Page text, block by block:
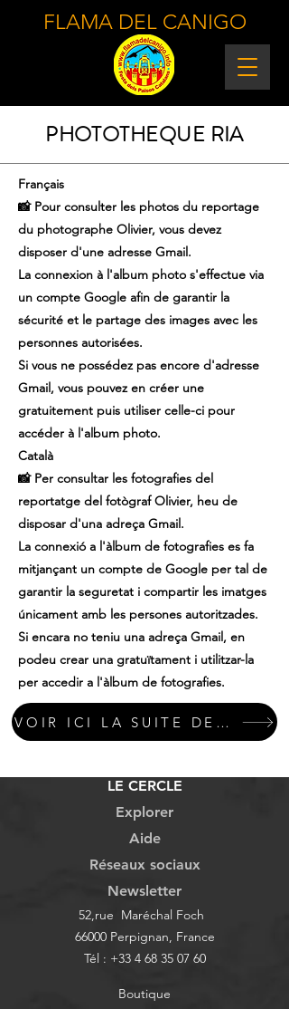
FLAMA DEL CANIGO
PHOTOTHEQUE RIA
Français
📸 Pour consulter les photos du reportage
du photographe Olivier, vous devez
disposer d'une adresse Gmail.
La connexion à l'album photo s'effectue via
un compte Google afin de garantir la
sécurité et le partage des images avec les
personnes autorisées.
Si vous ne possédez pas encore d'adresse
Gmail, vous pouvez en créer une
gratuitement puis utiliser celle-ci pour
accéder à l'album photo.
Català
📸 Per consultar les fotografies del
reportatge del fotògraf Olivier, heu de
disposar d'una adreça Gmail.
La connexió a l'àlbum de fotografies es fa
mitjançant un compte de Google per tal de
garantir la seguretat i compartir les imatges
únicament amb les persones autoritzades.
Si encara no teniu una adreça Gmail, en
podeu crear una gratuïtament i utilitzar-la
per accedir a l'àlbum de fotografies.
VOIR ICI LA SUITE DES PHOTOS
LE CERCLE
Explorer
Aide
Réseaux sociaux
Newsletter
52,rue Maréchal Foch
66000 Perpignan, France
Tél : +33 4 68 35 07 60
Boutique